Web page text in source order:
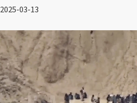
2025-03-13